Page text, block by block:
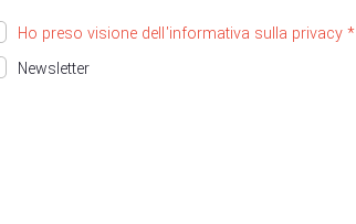
Ho preso visione dell'informativa sulla privacy *
Newsletter